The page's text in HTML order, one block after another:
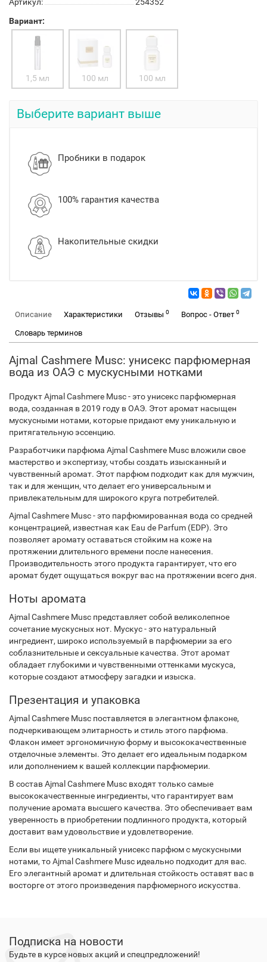
Вариант:
1,5 мл 100 мл 100 мл
Выберите вариант выше
Пробники в подарок
100% гарантия качества
Накопительные скидки
Описание Характеристики Отзывы 0 Вопрос - Ответ 0
Словарь терминов
Ajmal Cashmere Musc: унисекс парфюмерная
вода из ОАЭ с мускусными нотками
Продукт Ajmal Cashmere Musc - это унисекс парфюмерная
вода, созданная в 2019 году в ОАЭ. Этот аромат насыщен
мускусными нотами, которые придают ему уникальную и
притягательную эссенцию.
Разработчики парфюма Ajmal Cashmere Musc вложили свое
мастерство и экспертизу, чтобы создать изысканный и
чувственный аромат. Этот парфюм подходит как для мужчин,
так и для женщин, что делает его универсальным и
привлекательным для широкого круга потребителей.
Ajmal Cashmere Musc - это парфюмированная вода со средней
концентрацией, известная как Eau de Parfum (EDP). Это
позволяет аромату оставаться стойким на коже на
протяжении длительного времени после нанесения.
Производительность этого продукта гарантирует, что его
аромат будет ощущаться вокруг вас на протяжении всего дня.
Ноты аромата
Ajmal Cashmere Musc представляет собой великолепное
сочетание мускусных нот. Мускус - это натуральный
ингредиент, широко используемый в парфюмерии за его
соблазнительные и сексуальные качества. Этот аромат
обладает глубокими и чувственными оттенками мускуса,
которые создают атмосферу загадки и изыска.
Презентация и упаковка
Ajmal Cashmere Musc поставляется в элегантном флаконе,
подчеркивающем элитарность и стиль этого парфюма.
Флакон имеет эргономичную форму и высококачественные
отделочные элементы. Это делает его идеальным подарком
или дополнением к вашей коллекции парфюмерии.
В состав Ajmal Cashmere Musc входят только самые
высококачественные ингредиенты, что гарантирует вам
получение аромата высшего качества. Это обеспечивает вам
уверенность в приобретении подлинного продукта, который
доставит вам удовольствие и удовлетворение.
Если вы ищете уникальный унисекс парфюм с мускусными
нотами, то Ajmal Cashmere Musc идеально подходит для вас.
Его элегантный аромат и длительная стойкость оставят вас в
восторге от этого произведения парфюмерного искусства.
Подписка на новости
Будьте в курсе новых акций и спецпредложений!